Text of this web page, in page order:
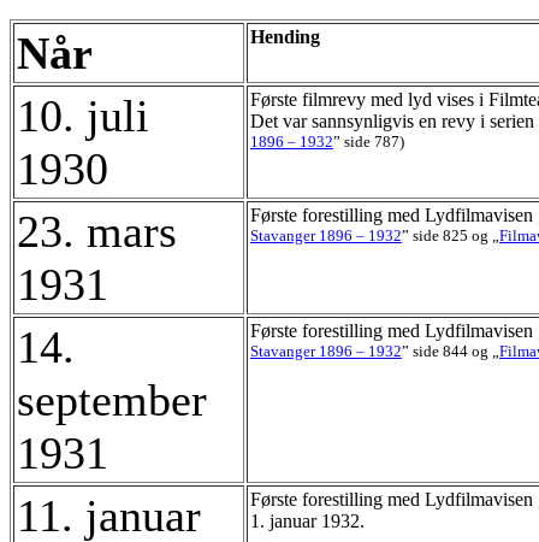
Når Hending
10. juli
1930
Første filmrevy med lyd vises i
Det var sannsynligvis en revy i
1896 – 1932” side 787)
23. mars
1931
Første forestilling med
Stavanger 1896 – 1932” side 825 og „
14.
september
1931
Første forestilling med
Stavanger 1896 – 1932” side 844 og „
11. januar
Første forestilling med Lydfilmavisen
1. januar 1932.